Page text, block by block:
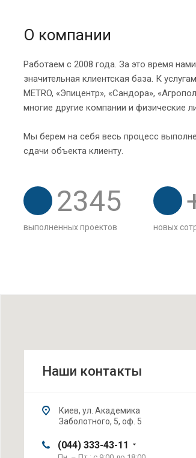
О компании
Работаем с 2008 года. За это время
значительная клиентская база. К
METRO, «Эпицентр», «Сандора»,
многие другие компании и физические
Мы берем на себя весь процесс
сдачи объекта клиенту.
2345
выполненных проектов новых
Наши контакты
Киев, ул. Академика
Заболотного, 5, оф. 5
(044) 333-43-11